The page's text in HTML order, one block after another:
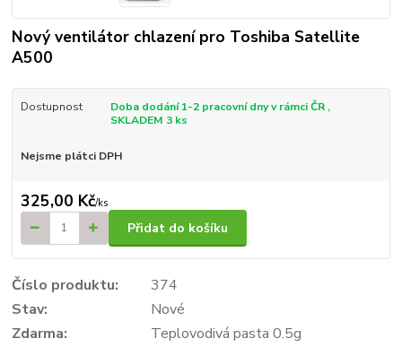
Nový ventilátor chlazení pro Toshiba Satellite
A500
Dostupnost
Doba dodání 1-2 pracovní dny v rámci ČR ,
SKLADEM 3 ks
Nejsme plátci DPH
325,00 Kč/ks
Přidat do košíku
Číslo produktu:
374
Stav:
Nové
Zdarma:
Teplovodivá pasta 0.5g